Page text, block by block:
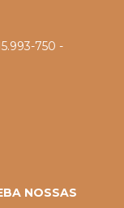
750 -
NOSSAS